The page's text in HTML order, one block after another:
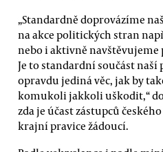
„Standardně doprovázíme
na akce politických stran
nebo i aktivně
Je to standardní součást naší
opravdu jediná věc, jak by
komukoli jakkoli uškodit,“
zda je účast zástupců
krajní pravice žádoucí.